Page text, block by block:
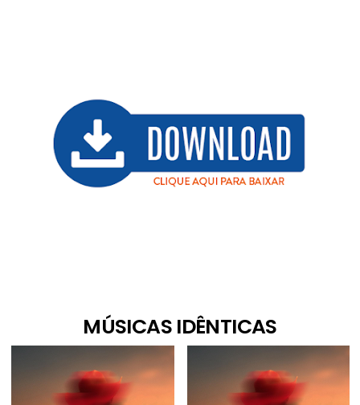
MÚSICAS IDÊNTICAS